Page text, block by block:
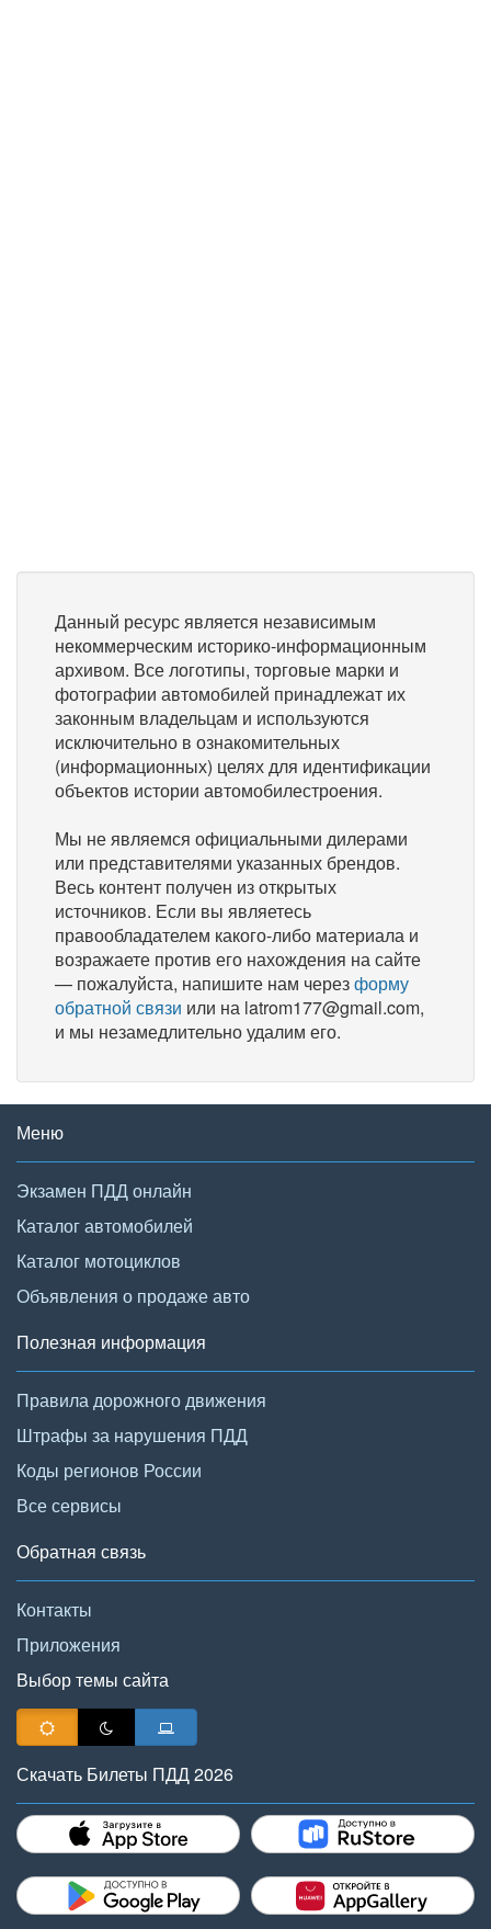
Данный ресурс является независимым
некоммерческим историко-информационным
архивом. Все логотипы, торговые марки и
фотографии автомобилей принадлежат их
законным владельцам и используются
исключительно в ознакомительных
(информационных) целях для идентификации
объектов истории автомобилестроения.
Мы не являемся официальными дилерами
или представителями указанных брендов.
Весь контент получен из открытых
источников. Если вы являетесь
правообладателем какого-либо материала и
возражаете против его нахождения на сайте
— пожалуйста, напишите нам черезформу
обратной связи или на latrom177@gmail.com,
и мы незамедлительно удалим его.
Меню
Экзамен ПДД онлайн
Каталог автомобилей
Каталог мотоциклов
Объявления о продаже авто
Полезная информация
Правила дорожного движения
Штрафы за нарушения ПДД
Коды регионов России
Все сервисы
Обратная связь
Контакты
Приложения
Выбор темы сайта
Скачать Билеты ПДД 2026